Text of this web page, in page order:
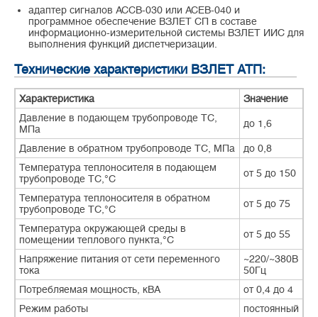
адаптер сигналов АССВ-030 или АСЕВ-040 и
программное обеспечение ВЗЛЕТ СП в составе
информационно-измерительной системы ВЗЛЕТ ИИС для
выполнения функций диспетчеризации.
Технические характеристики ВЗЛЕТ АТП:
Характеристика
Значение
Давление в подающем трубопроводе ТС,
МПа
до 1,6
Давление в обратном трубопроводе ТС, МПа
до 0,8
Температура теплоносителя в подающем
трубопроводе ТС,°С
от 5 до 150
Температура теплоносителя в обратном
трубопроводе ТС,°С
от 5 до 75
Температура окружающей среды в
помещении теплового пункта,°С
от 5 до 55
Напряжение питания от сети переменного
тока
~220/~380В
50Гц
Потребляемая мощность, кВА
от 0,4 до 4
Режим работы
постоянный